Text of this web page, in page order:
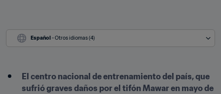
Español - Otros idiomas (4)
El centro nacional de entrenamiento del país, que
sufrió graves daños por el tifón Mawar en mayo de